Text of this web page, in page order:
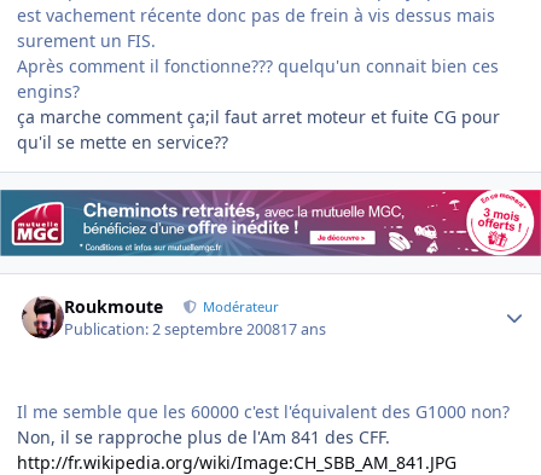
est vachement récente donc pas de frein à vis dessus mais
surement un FIS.
Après comment il fonctionne??? quelqu'un connait bien ces
engins?
ça marche comment ça;il faut arret moteur et fuite CG pour
qu'il se mette en service??
Roukmoute Modérateur
Publication:2 septembre 200817 ans
Il me semble que les 60000 c'est l'équivalent des G1000 non?
Non, il se rapproche plus de l'Am 841 des CFF.
http://fr.wikipedia.org/wiki/Image:CH_SBB_AM_841.JPG